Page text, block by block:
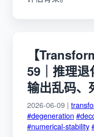
【
59｜推理
输出乱码、
2026-06-09 |
#degeneration
#numerical-stability